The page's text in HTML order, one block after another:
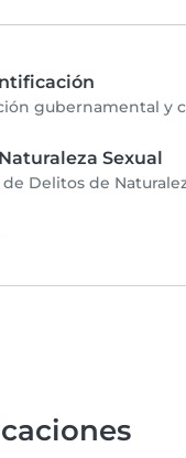
gubernamental y
Sexual
Delitos de